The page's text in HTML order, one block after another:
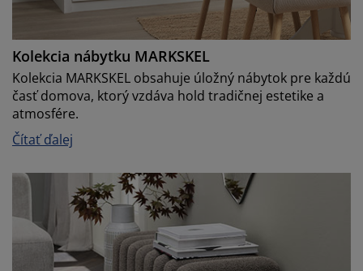
Kolekcia nábytku MARKSKEL
Kolekcia MARKSKEL obsahuje úložný nábytok pre každú
časť domova, ktorý vzdáva hold tradičnej estetike a
atmosfére.
Čítať ďalej